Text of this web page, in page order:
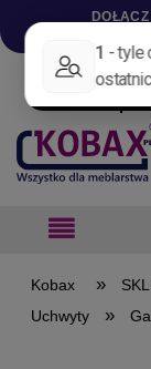
Aktualności
Pliki do
»
Uchwyty »